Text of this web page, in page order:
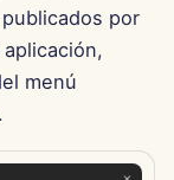
por
menú